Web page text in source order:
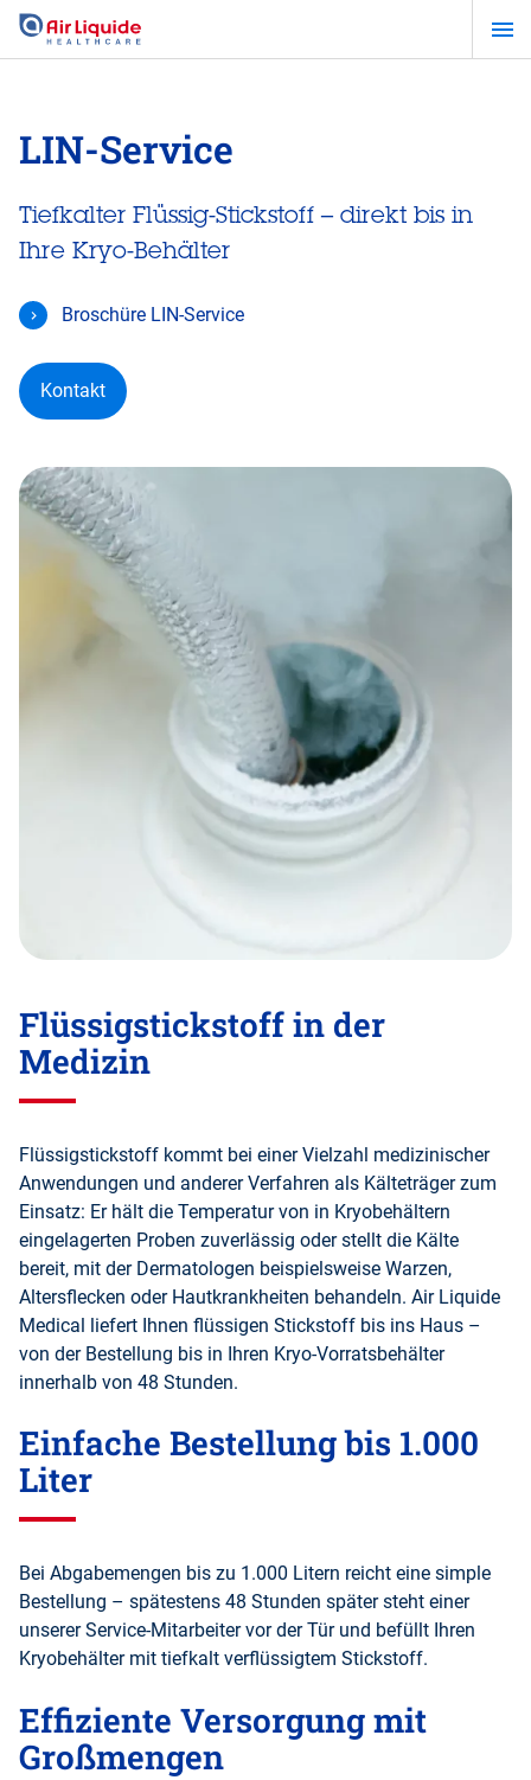
Zum
Hauptinhalt
LIN-Service
Tiefkalter Flüssig-Stickstoff – direkt bis in
Ihre Kryo-Behälter
Broschüre LIN-Service
Kontakt
Flüssigstickstoff in der
Medizin
Flüssigstickstoff kommt bei einer Vielzahl medizinischer
Anwendungen und anderer Verfahren als Kälteträger zum
Einsatz: Er hält die Temperatur von in Kryobehältern
eingelagerten Proben zuverlässig oder stellt die Kälte
bereit, mit der Dermatologen beispielsweise Warzen,
Altersflecken oder Hautkrankheiten behandeln. Air Liquide
Medical liefert Ihnen flüssigen Stickstoff bis ins Haus –
von der Bestellung bis in Ihren Kryo-Vorratsbehälter
innerhalb von 48 Stunden.
Einfache Bestellung bis 1.000
Liter
Bei Abgabemengen bis zu 1.000 Litern reicht eine simple
Bestellung – spätestens 48 Stunden später steht einer
unserer Service-Mitarbeiter vor der Tür und befüllt Ihren
Kryobehälter mit tiefkalt verflüssigtem Stickstoff.
Effiziente Versorgung mit
Großmengen